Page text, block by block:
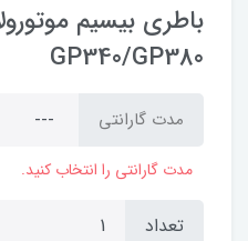
GP340/GP380
مدت گارانتی
مدت گارانتی را انتخاب کنید.
تعداد